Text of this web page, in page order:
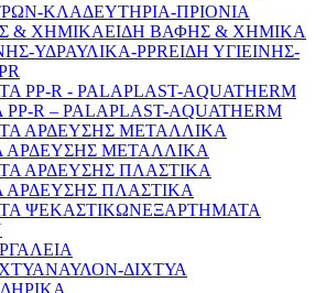
ΚΛΑΔΕΥΤΗΡΙΑ-ΠΡΙΟΝΙΑ
ΕΙΔΗ ΒΑΦΗΣ & ΧΗΜΙΚΑ
ΕΙΔΗ ΥΓΙΕΙΝΗΣ-
R – PALAPLAST-AQUATHERM
ΑΡΔΕΥΣΗΣ ΜΕΤΑΛΛΙΚΑ
ΠΛΑΣΤΙΚΑ
ΕΞΑΡΤΗΜΑΤΑ
ΝΑΥΛΟΝ-ΔΙΧΤΥΑ